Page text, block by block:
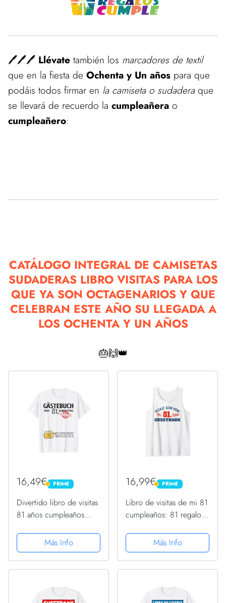
🖊️🖊️🖊️ Llévate también los marcadores de textil
que en la fiesta de Ochenta y Un años para que
podáis todos firmar en la camiseta o sudaderaque
se llevará de recuerdo la cumpleañera o
cumpleañero:
CATÁLOGO INTEGRAL DE CAMISETAS
SUDADERAS LIBRO VISITAS PARA LOS
QUE YA SON OCTAGENARIOS Y QUE
CELEBRAN ESTE AÑO SU LLEGADA A
LOS OCHENTA Y UN AÑOS
🎂🙌👑
16,49€ PRIME
PRIME
Divertido libro de visitas
81 años cumpleaños
Más Info
16,99€ PRIME
PRIME
Libro de visitas de mi 81
cumpleaños: 81 regalos
mujeres Camiseta sin
Mangas
Más Info